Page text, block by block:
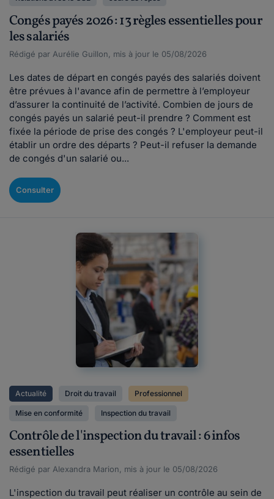
Congés payés 2026 : 13 règles essentielles pour
les salariés
Rédigé par Aurélie Guillon, mis à jour le 05/08/2026
Les dates de départ en congés payés des salariés doivent
être prévues à l'avance afin de permettre à l’employeur
d’assurer la continuité de l’activité. Combien de jours de
congés payés un salarié peut-il prendre ? Comment est
fixée la période de prise des congés ? L'employeur peut-il
établir un ordre des départs ? Peut-il refuser la demande
de congés d'un salarié ou...
Consulter
Actualité Droit du travail Professionnel
Mise en conformité Inspection du travail
Contrôle de l'inspection du travail : 6 infos
essentielles
Rédigé par Alexandra Marion, mis à jour le 05/08/2026
L'inspection du travail peut réaliser un contrôle au sein de